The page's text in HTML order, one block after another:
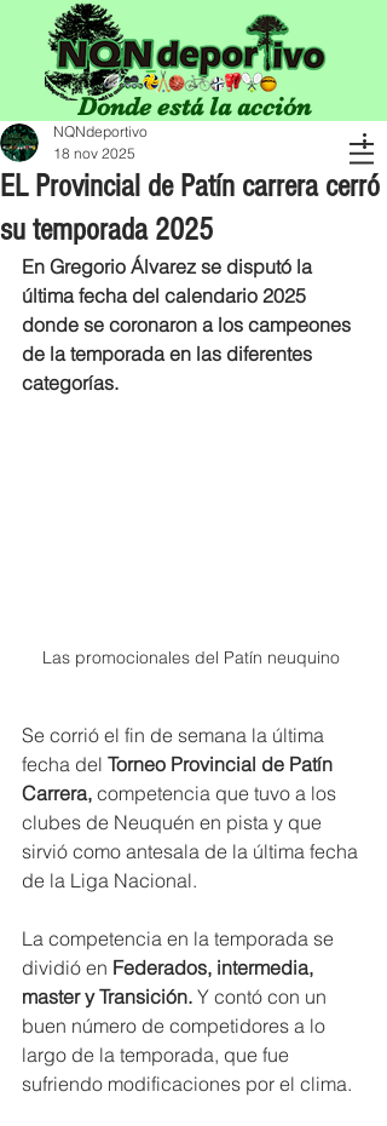
Donde está la acción
EL Provincial de Patín carrera cerró
su temporada 2025
NQNdeportivo
18 nov 2025
En Gregorio Álvarez se disputó la
última fecha del calendario 2025
donde se coronaron a los campeones
de la temporada en las diferentes
categorías.
Las promocionales del Patín neuquino
Se corrió el fin de semana la última
fecha del Torneo Provincial de Patín
Carrera, competencia que tuvo a los
clubes de Neuquén en pista y que
sirvió como antesala de la última fecha
de la Liga Nacional.
La competencia en la temporada se
dividió en Federados, intermedia,
master y Transición. Y contó con un
buen número de competidores a lo
largo de la temporada, que fue
sufriendo modificaciones por el clima.